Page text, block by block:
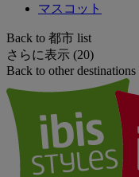
マスコット
Back to 都市 list
さらに表示 (20)
Back to other destinations